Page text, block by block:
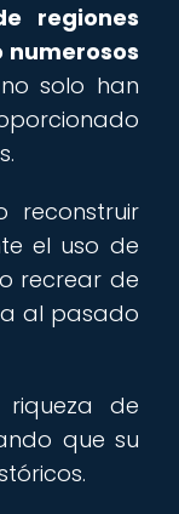
regiones
solo han
reconstruir
el uso de
recrear de
al pasado
de
que su